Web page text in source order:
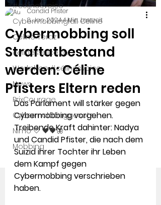
#célinesvoice
Cybermobbingfall Céline
Céline Yeraz
celinesvoice.ch
Workshop #célinesvoice
News
PrixCourage
Cybermobbinggesetz
Nimo 🤍 🖤🖤🦋
Mobbing
Cybermobbing soll
Straftatbestand
werden: Céline
Pfisters Eltern reden
Candid Pfister
8. Jan. 20244 Min. Lesezeit
Das Parlament will stärker gegen
Cybermobbing vorgehen.
Treibende Kraft dahinter: Nadya
und Candid Pfister, die nach dem
Suizid ihrer Tochter ihr Leben
dem Kampf gegen
Cybermobbing verschrieben
haben.